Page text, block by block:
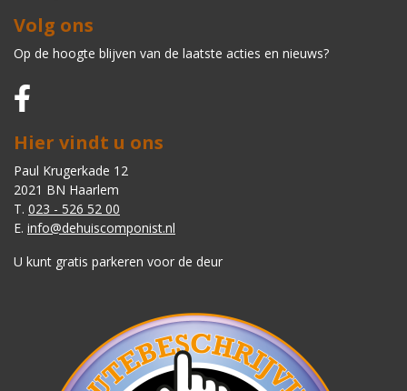
Volg ons
Op de hoogte blijven van de laatste acties en nieuws?
Hier vindt u ons
Paul Krugerkade 12
2021 BN Haarlem
T. 023 - 526 52 00
E. info@dehuiscomponist.nl
U kunt gratis parkeren voor de deur